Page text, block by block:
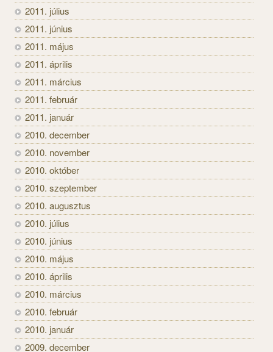
2011. július
2011. június
2011. május
2011. április
2011. március
2011. február
2011. január
2010. december
2010. november
2010. október
2010. szeptember
2010. augusztus
2010. július
2010. június
2010. május
2010. április
2010. március
2010. február
2010. január
2009. december